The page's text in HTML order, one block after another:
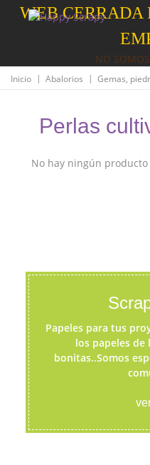
WEB CERRADA
NO
Inicio | Abalorios |
Perlas
No hay ningún
Papeles para tus
los papeles de
bonitas..Somos